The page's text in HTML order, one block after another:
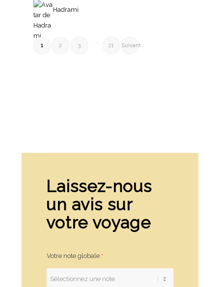
Hadrami
Navigation
1
2
3
...
21
Suivant
Laissez-nous
un avis sur
votre voyage
Votre note globale